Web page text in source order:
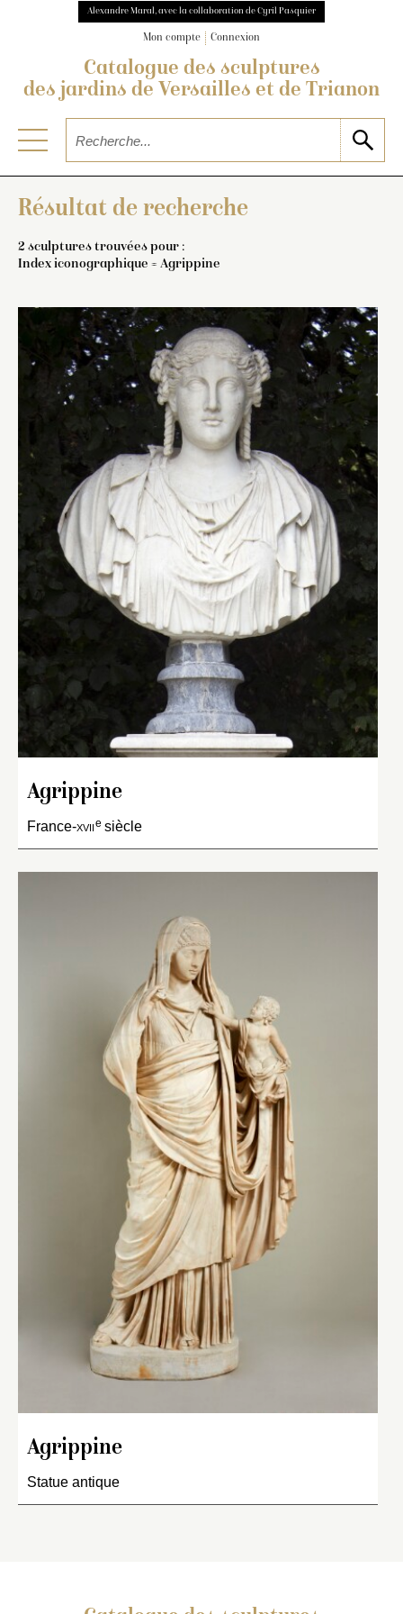
Alexandre Maral, avec la collaboration de Cyril Pasquier
Mon compte Connexion
Catalogue des sculptures
des jardins de Versailles et de Trianon
Résultat de recherche
2 sculptures trouvées pour :
Index iconographique = Agrippine
Agrippine
France-xviie siècle
Agrippine
Statue antique